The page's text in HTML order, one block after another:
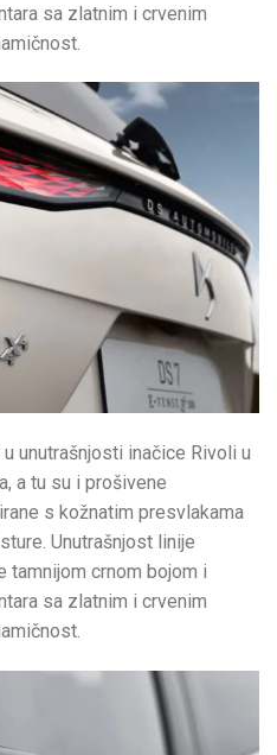
sa zlatnim i crvenim
unutrašnjosti inačice Rivoli u
a tu su i prošivene
s kožnatim presvlakama
Unutrašnjost linije
tamnijom crnom bojom i
sa zlatnim i crvenim